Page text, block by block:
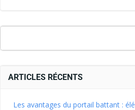
ARTICLES RÉCENTS
Les avantages du portail battant :